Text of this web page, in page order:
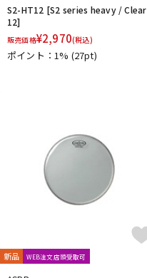
S2-HT12 [S2 series heavy / Clear
12]
販売価格¥2,970(税込)
ポイント：1% (27pt)
新品 WEB注文店頭受取可